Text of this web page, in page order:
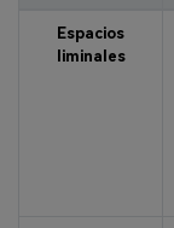
Espacios
liminales